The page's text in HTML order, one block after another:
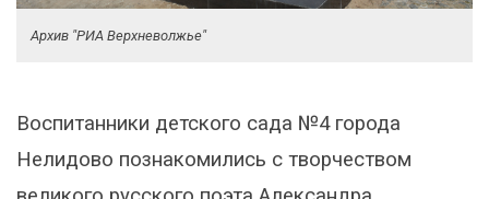
Архив "РИА Верхневолжье"
Воспитанники детского сада №4 города
Нелидово познакомились с творчеством